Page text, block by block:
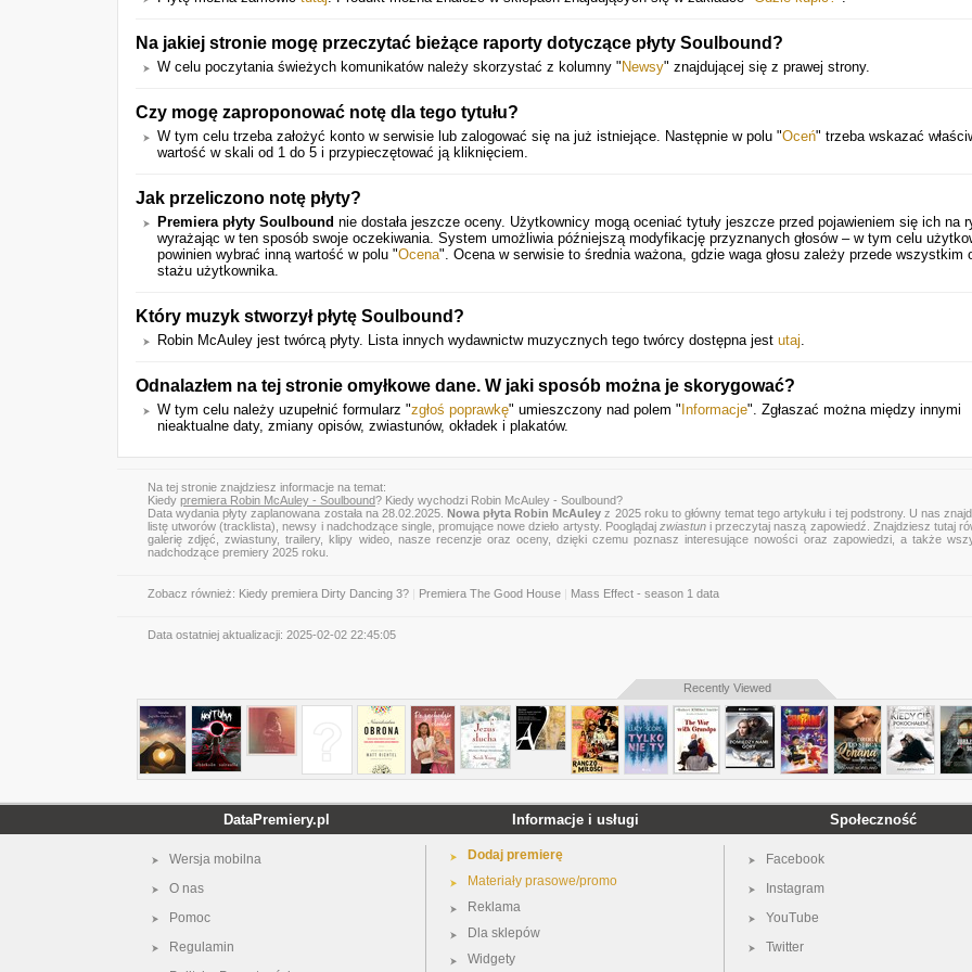
Na jakiej stronie mogę przeczytać bieżące raporty dotyczące płyty Soulbound?
W celu poczytania świeżych komunikatów należy skorzystać z kolumny " Newsy" znajdującej się z prawej strony.
Czy mogę zaproponować notę dla tego tytułu?
W tym celu trzeba założyć konto w serwisie lub zalogować się na już istniejące. Następnie w polu "Oceń" trzeba wskazać
wartość w skali od 1 do 5 i przypieczętować ją kliknięciem.
Jak przeliczono notę płyty?
Premiera płyty Soulbound nie dostała jeszcze oceny. Użytkownicy mogą oceniać tytuły jeszcze przed pojawieniem się ich na
wyrażając w ten sposób swoje oczekiwania. System umożliwia późniejszą modyfikację przyznanych głosów – w tym celu
powinien wybrać inną wartość w polu "Ocena". Ocena w serwisie to średnia ważona, gdzie waga głosu zależy przede wszystkim
stażu użytkownika.
Który muzyk stworzył płytę Soulbound?
Robin McAuley jest twórcą płyty. Lista innych wydawnictw muzycznych tego twórcy dostępna jest utaj.
Odnalazłem na tej stronie omyłkowe dane. W jaki sposób można je skorygować?
W tym celu należy uzupełnić formularz "zgłoś poprawkę" umieszczony nad polem " Informacje". Zgłaszać można między innymi
nieaktualne daty, zmiany opisów, zwiastunów, okładek i plakatów.
Na tej stronie znajdziesz informacje na temat:
Kiedy premiera Robin McAuley - Soulbound? Kiedy wychodzi Robin McAuley - Soulbound?
Data wydania płyty zaplanowana została na 28.02.2025. Nowa płyta Robin McAuley z 2025 roku to główny temat tego artykułu i tej podstrony. U nas
listę utworów (tracklista), newsy i nadchodzące single, promujące nowe dzieło artysty. Pooglądaj zwiastuni przeczytaj naszą zapowiedź. Znajdziesz tutaj
galerię zdjęć, zwiastuny, trailery, klipy wideo, nasze recenzje oraz oceny, dzięki czemu poznasz interesujące nowości oraz zapowiedzi, a także
nadchodzące premiery 2025 roku.
Zobacz również: Kiedy premiera Dirty Dancing 3? Premiera The Good House Mass Effect - season 1 data
Data ostatniej aktualizacji: 2025-02-02 22:45:05
Recently Viewed
DataPremiery.pl
Wersja mobilna
O nas
Pomoc
Regulamin
Informacje i usługi
Dodaj premierę
Materiały prasowe/promo
Reklama
Dla sklepów
Widgety
Społeczność
Facebook
Instagram
YouTube
Twitter